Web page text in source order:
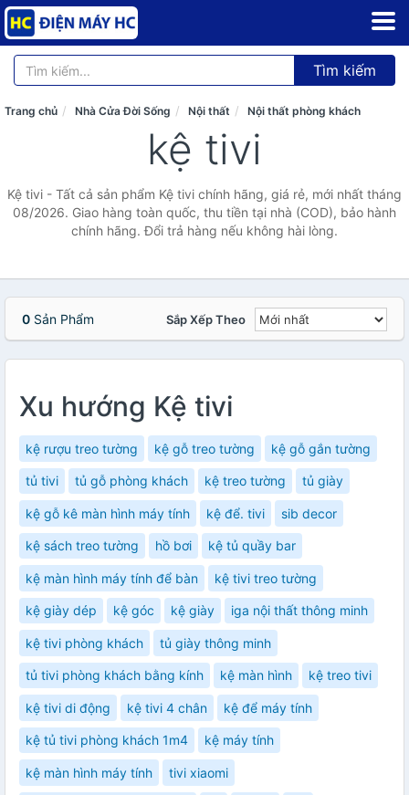
Tìm kiếm
Trang chủ Nhà Cửa Đời Sống Nội thất Nội thất phòng khách
kệ tivi
Kệ tivi - Tất cả sản phẩm Kệ tivi chính hãng, giá rẻ, mới nhất tháng
08/2026. Giao hàng toàn quốc, thu tiền tại nhà (COD), bảo hành
chính hãng. Đổi trả hàng nếu không hài lòng.
0 Sản Phẩm Sắp Xếp Theo
Xu hướng Kệ tivi
kệ rượu treo tường kệ gỗ treo tường kệ gỗ gắn tường
tủ tivi tủ gỗ phòng khách kệ treo tường tủ giày
kệ gỗ kê màn hình máy tính kệ để. tivi sib decor
kệ sách treo tường hồ bơi kệ tủ quầy bar
kệ màn hình máy tính để bàn kệ tivi treo tường
kệ giày dép kệ góc kệ giày iga nội thất thông minh
kệ tivi phòng khách tủ giày thông minh
tủ tivi phòng khách bằng kính kệ màn hình kệ treo tivi
kệ tivi di động kệ tivi 4 chân kệ để máy tính
kệ tủ tivi phòng khách 1m4 kệ máy tính
kệ màn hình máy tính tivi xiaomi